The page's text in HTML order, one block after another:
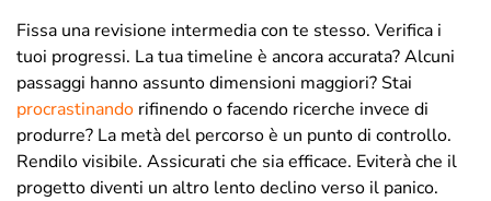
Fissa una revisione intermedia con te stesso. Verifica i
tuoi progressi. La tua timeline è ancora accurata? Alcuni
passaggi hanno assunto dimensioni maggiori? Stai
procrastinando rifinendo o facendo ricerche invece di
produrre? La metà del percorso è un punto di controllo.
Rendilo visibile. Assicurati che sia efficace. Eviterà che il
progetto diventi un altro lento declino verso il panico.